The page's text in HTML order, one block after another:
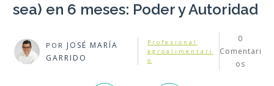
sea) en 6 meses: Poder y Autoridad
POR JOSÉ MARÍA
GARRIDO
Profesional
agroalimentari
o
0
Comentari
os